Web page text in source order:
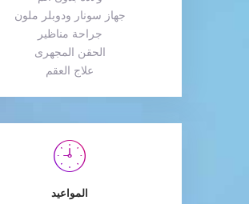
جهاز سونار ودوبلر ملون
جراحة مناظير
الحقن المجهرى
علاج العقم
المواعيد